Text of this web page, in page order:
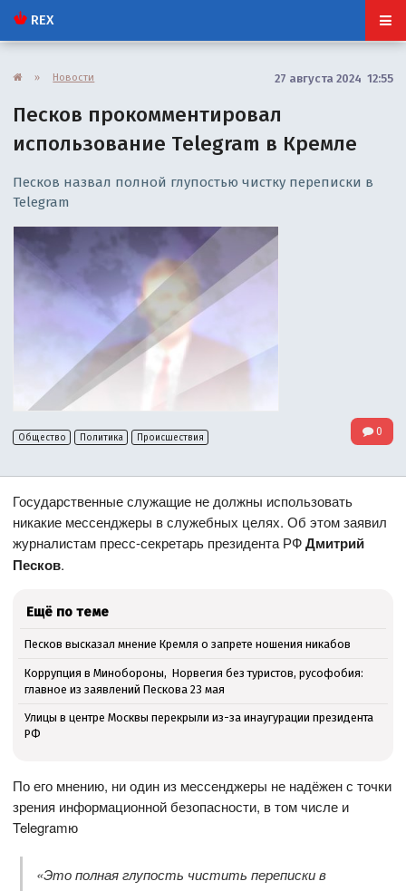
REX
» Новости 27 августа 2024 12:55
Песков прокомментировал
использование Telegram в Кремле
Песков назвал полной глупостью чистку переписки в
Telegram
Общество Политика Происшествия 0
Государственные служащие не должны использовать
никакие мессенджеры в служебных целях. Об этом заявил
журналистам пресс-секретарь президента РФДмитрий
Песков.
Ещё по теме
Песков высказал мнение Кремля о запрете ношения никабов
Коррупция в Минобороны, Норвегия без туристов, русофобия:
главное из заявлений Пескова 23 мая
Улицы в центре Москвы перекрыли из-за инаугурации президента
РФ
По его мнению, ни один из мессенджеры не надёжен с точки
зрения информационной безопасности, в том числе и
Telegramю
«Это полная глупость чистить переписки в